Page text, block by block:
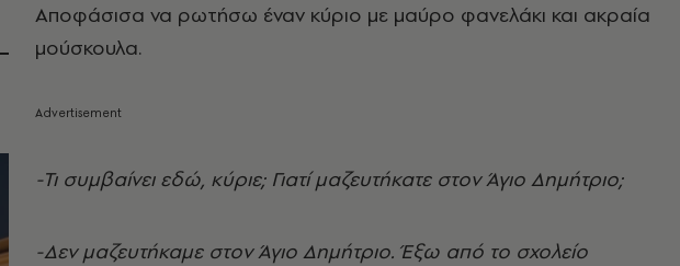
Αποφάσισα να ρωτήσω έναν κύριο με μαύρο φανελάκι και ακραία
μούσκουλα.
-Τι συμβαίνει εδώ, κύριε; Γιατί μαζευτήκατε στον Άγιο Δημήτριο;
-Δεν μαζευτήκαμε στον Άγιο Δημήτριο. Έξω από το σχολείο